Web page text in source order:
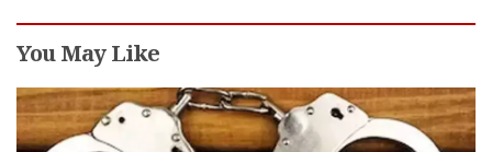
You May Like